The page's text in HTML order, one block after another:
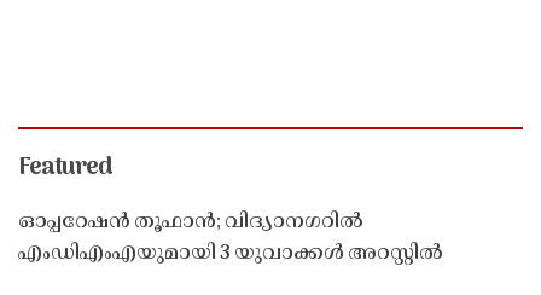
Featured
ഓപ്പറേഷൻ തൂഫാൻ; വിദ്യാനഗറിൽ
എംഡിഎംഎയുമായി 3 യുവാക്കൾ അറസ്റ്റിൽ